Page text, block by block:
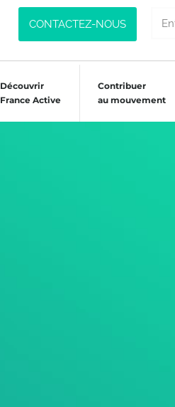
CONTACTEZ-NOUS
Découvrir
France Active
Contribuer
au mouvement